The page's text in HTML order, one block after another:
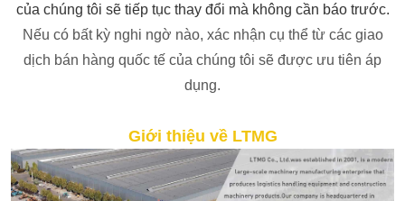
của chúng tôi sẽ tiếp tục thay đổi mà không cần báo trước.
Nếu có bất kỳ nghi ngờ nào, xác nhận cụ thể từ các giao
dịch bán hàng quốc tế của chúng tôi sẽ được ưu tiên áp
dụng.
Giới thiệu về LTMG